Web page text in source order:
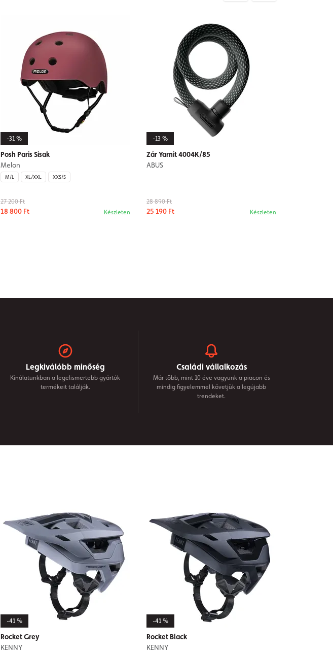
-31 %
Posh Paris Sisak
Melon
M/L XL/XXL XXS/S
27 200 Ft
18 800 Ft Készleten
-13 %
Zár Yarnit 4004K/85
ABUS
28 890 Ft
25 190 Ft Készleten
Legkiválóbb minőség
Kínálatunkban a legelismertebb gyártók
termékeit találják.
Családi vállalkozás
Már több, mint 10 éve vagyunk a piacon és
mindig figyelemmel követjük a legújabb
trendeket.
-41 %
Rocket Grey
KENNY
-41 %
Rocket Black
KENNY